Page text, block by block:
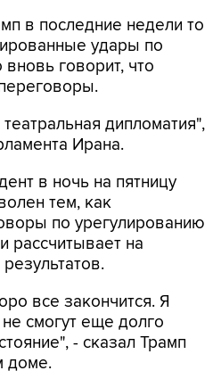
в последние недели то
удары по
говорит, что
дипломатия",
Ирана.
в ночь на пятницу
тем, как
по урегулированию
рассчитывает на
все закончится. Я
смогут еще долго
- сказал Трамп
доме.